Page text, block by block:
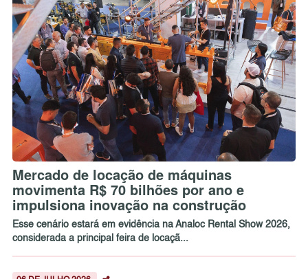
Mercado de locação de máquinas
movimenta R$ 70 bilhões por ano e
impulsiona inovação na construção
Esse cenário estará em evidência na Analoc Rental Show 2026,
considerada a principal feira de locaçã...